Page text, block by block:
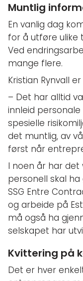
Muntlig
En vanlig dag
for å utføre ulike
Ved
mange flere.
Kristian Rynvall
– Det har alltid
innleid
spesielle
det muntlig, av
først når
I noen år har
personell skal
SSG Entre
og arbeide på
må også ha
selskapet har
Kvittering på
Det er hver